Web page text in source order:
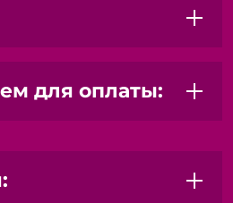
захват и снижают
их долгий срок службы.
вы сможете:
для оплаты: